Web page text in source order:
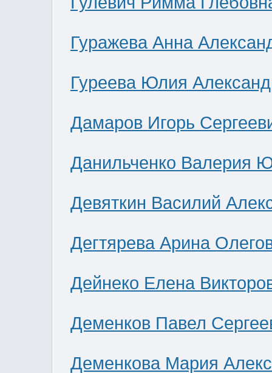
Гуражева Анна
Гуреева Юлия
Дамаров Игорь
Данильченко Валерия
Девяткин Василий
Дегтярева Арина
Дейнеко Елена
Деменков Павел
Деменкова Мария